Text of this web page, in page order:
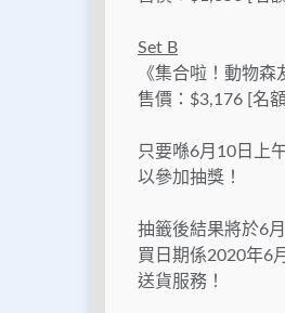
Set B
《集合啦！動物
售價：$3,176 [名
只要喺6月10日上
以參加抽獎！
抽籤後結果將於6
買日期係2020年6
送貨服務！